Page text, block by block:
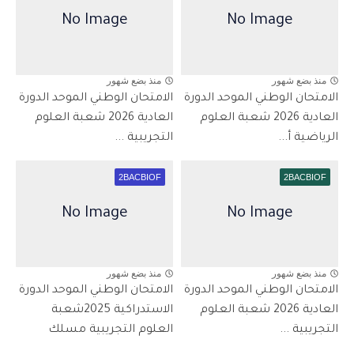
منذ بضع شهور
الامتحان الوطني الموحد الدورة
العادية 2026 شعبة العلوم
الرياضية أ...
منذ بضع شهور
الامتحان الوطني الموحد الدورة
العادية 2026 شعبة العلوم
التجريبية ...
2BACBIOF
منذ بضع شهور
الامتحان الوطني الموحد الدورة
العادية 2026 شعبة العلوم
التجريبية ...
2BACBIOF
منذ بضع شهور
الامتحان الوطني الموحد الدورة
الاستدراكية 2025شعبة
العلوم التجريبية مسلك